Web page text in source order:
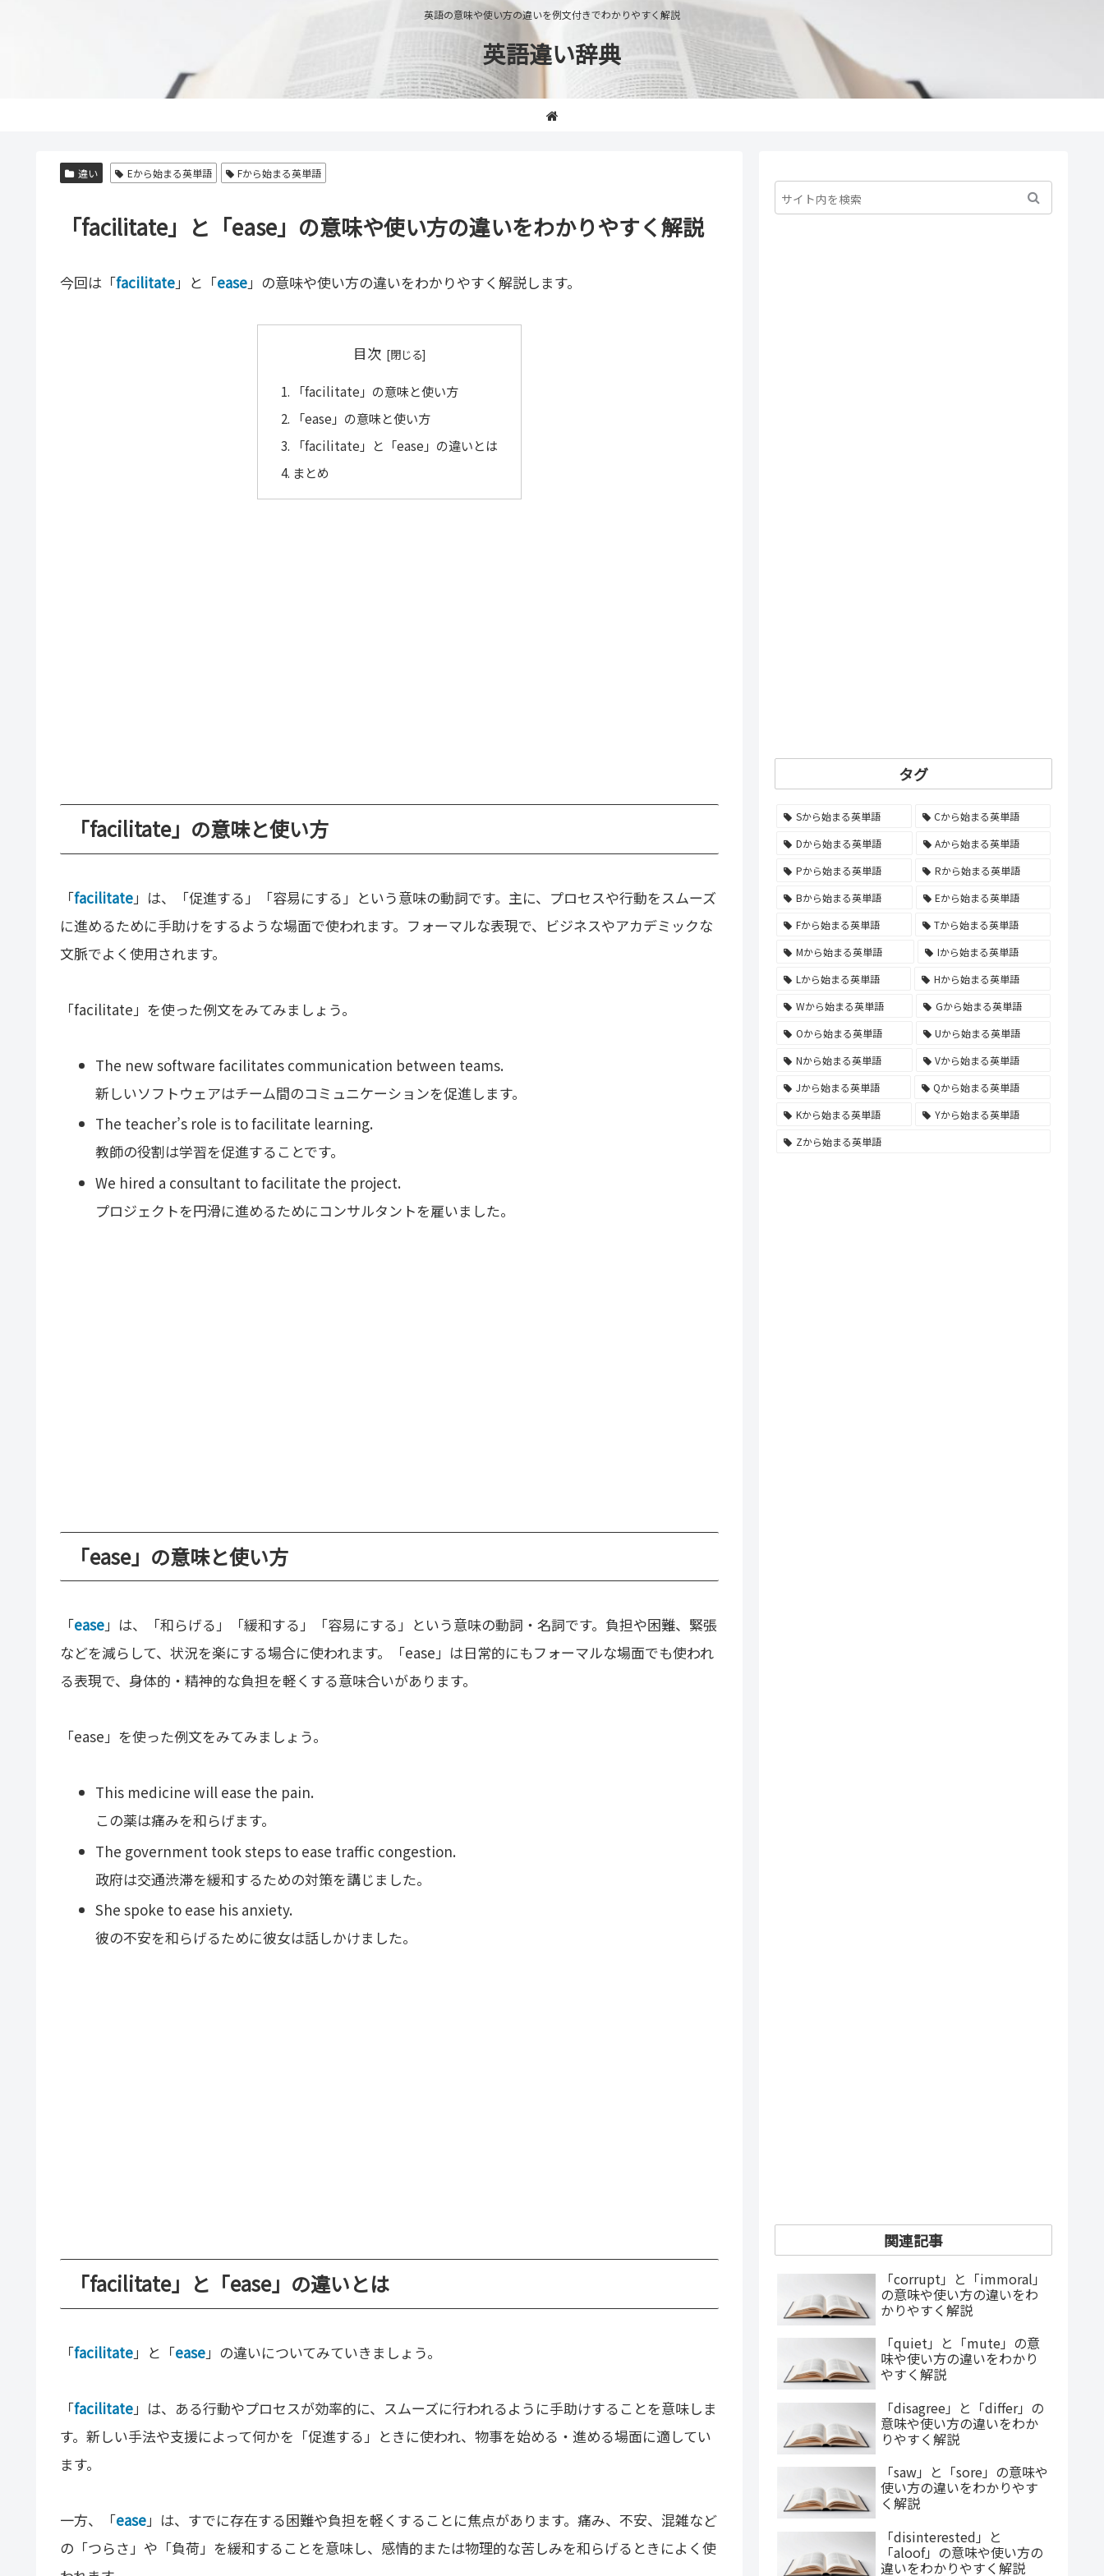
英語の意味や使い方の違いを例文付きでわかりやすく解説
英語違い辞典
違い Eから始まる英単語 Fから始まる英単語
「facilitate」と「ease」の意味や使い方の違いをわかりやすく解説
今回は「facilitate」と「ease」の意味や使い方の違いをわかりやすく解説します。
目次
「facilitate」の意味と使い方
「ease」の意味と使い方
「facilitate」と「ease」の違いとは
まとめ
「facilitate」の意味と使い方
「facilitate」は、「促進する」「容易にする」という意味の動詞です。主に、プロセスや行動をスムーズ
に進めるために手助けをするような場面で使われます。フォーマルな表現で、ビジネスやアカデミックな
文脈でよく使用されます。
「facilitate」を使った例文をみてみましょう。
The new software facilitates communication between teams.
新しいソフトウェアはチーム間のコミュニケーションを促進します。
The teacher’s role is to facilitate learning.
教師の役割は学習を促進することです。
We hired a consultant to facilitate the project.
プロジェクトを円滑に進めるためにコンサルタントを雇いました。
「ease」の意味と使い方
「ease」は、「和らげる」「緩和する」「容易にする」という意味の動詞・名詞です。負担や困難、緊張
などを減らして、状況を楽にする場合に使われます。「ease」は日常的にもフォーマルな場面でも使われ
る表現で、身体的・精神的な負担を軽くする意味合いがあります。
「ease」を使った例文をみてみましょう。
This medicine will ease the pain.
この薬は痛みを和らげます。
The government took steps to ease traffic congestion.
政府は交通渋滞を緩和するための対策を講じました。
She spoke to ease his anxiety.
彼の不安を和らげるために彼女は話しかけました。
「facilitate」と「ease」の違いとは
「facilitate」と「ease」の違いについてみていきましょう。
「facilitate」は、ある行動やプロセスが効率的に、スムーズに行われるように手助けすることを意味しま
す。新しい手法や支援によって何かを「促進する」ときに使われ、物事を始める・進める場面に適してい
ます。
一方、「ease」は、すでに存在する困難や負担を軽くすることに焦点があります。痛み、不安、混雑など
の「つらさ」や「負荷」を緩和することを意味し、感情的または物理的な苦しみを和らげるときによく使
タグ
Sから始まる英単語
Cから始まる英単語
Dから始まる英単語
Aから始まる英単語
Pから始まる英単語
Rから始まる英単語
Bから始まる英単語
Eから始まる英単語
Fから始まる英単語
Tから始まる英単語
Mから始まる英単語
Iから始まる英単語
Lから始まる英単語
Hから始まる英単語
Wから始まる英単語
Gから始まる英単語
Oから始まる英単語
Uから始まる英単語
Nから始まる英単語
Vから始まる英単語
Jから始まる英単語
Qから始まる英単語
Kから始まる英単語
Yから始まる英単語
Zから始まる英単語
関連記事
「corrupt」と「immoral」
の意味や使い方の違いをわ
かりやすく解説
「quiet」と「mute」の意
味や使い方の違いをわかり
やすく解説
「disagree」と「differ」の
意味や使い方の違いをわか
りやすく解説
「saw」と「sore」の意味や
使い方の違いをわかりやす
く解説
「disinterested」と
「aloof」の意味や使い方の
違いをわかりやすく解説